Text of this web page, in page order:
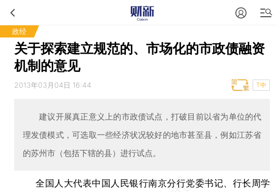
政经
关于探索建立规范的、市场化的市政债融资
机制的意见
2013年03月04日 16:44 T中
建议开展真正意义上的市政债试点，打破目前以省为单位的代
理发债模式，可选取一些经济状况较好的地市甚至县，例如江苏省
的苏州市（包括下辖的县）进行试点。
全国人大代表中国人民银行南京分行党委书记、行长周学